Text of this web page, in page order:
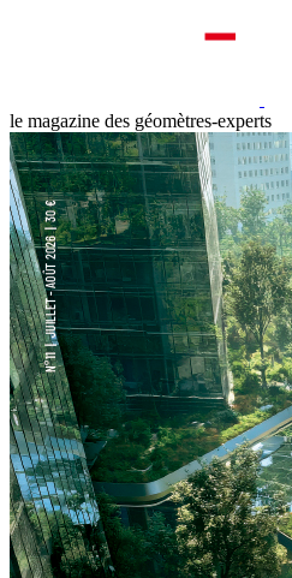
le magazine des géomètres-experts